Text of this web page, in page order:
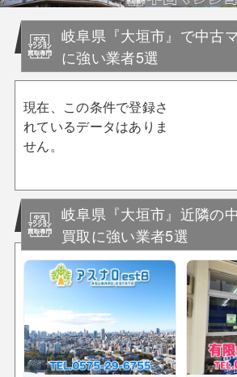
岐阜県『大垣市』で中古
に強い業者5選
現在、この条件で登録さ
れているデータはありま
せん。
岐阜県『大垣市』近隣の
買取に強い業者5選